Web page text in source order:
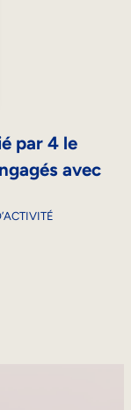
par 4 le
avec